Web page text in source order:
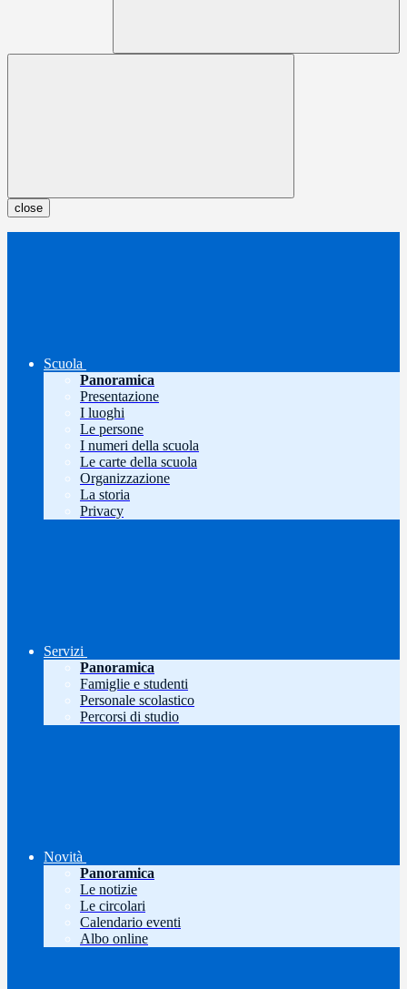
close
Scuola
Panoramica
Presentazione
I luoghi
Le persone
I numeri della scuola
Le carte della scuola
Organizzazione
La storia
Privacy
Servizi
Panoramica
Famiglie e studenti
Personale scolastico
Percorsi di studio
Novità
Panoramica
Le notizie
Le circolari
Calendario eventi
Albo online